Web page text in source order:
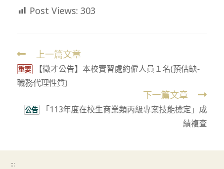
Post Views: 303
Read
more
articles
上一篇文章
重要
【徵才公告】本校實習處約僱人員１名(預估缺-
職務代理性質)
下一篇文章
公告
「113年度在校生商業類丙級專案技能檢定」成
績複查
:::